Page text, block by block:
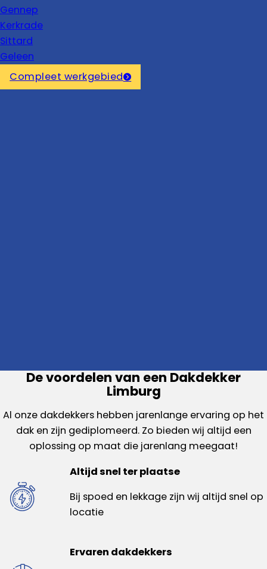
Gennep
Kerkrade
Sittard
Geleen
Compleet werkgebied
De voordelen van een Dakdekker
Limburg
Al onze dakdekkers hebben jarenlange ervaring op het
dak en zijn gediplomeerd. Zo bieden wij altijd een
oplossing op maat die jarenlang meegaat!
Altijd snel ter plaatse
Bij spoed en lekkage zijn wij altijd snel op
locatie
Ervaren dakdekkers